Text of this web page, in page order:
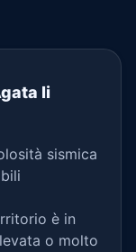
li
sismica
è in
o molto